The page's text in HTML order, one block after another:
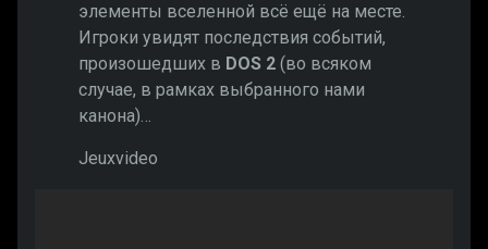
элементы вселенной всё ещё на месте.
Игроки увидят последствия событий,
произошедших в DOS 2 (во всяком
случае, в рамках выбранного нами
канона)…
Jeuxvideo